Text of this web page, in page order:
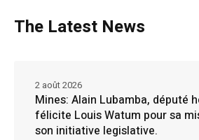
The Latest News
Mines: Alain Lubamba, député
félicite Louis Watum pour sa
son initiative legislative.
2 août 2026